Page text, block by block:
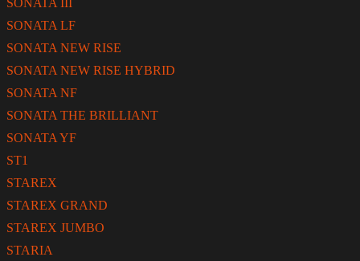
SONATA III
SONATA LF
SONATA NEW RISE
SONATA NEW RISE HYBRID
SONATA NF
SONATA THE BRILLIANT
SONATA YF
ST1
STAREX
STAREX GRAND
STAREX JUMBO
STARIA